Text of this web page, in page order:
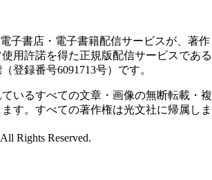
子書店・電子書籍配信サービスが、著作
用許諾を得た正規版配信サービスである
登録番号6091713号）です。
いるすべての文章・画像の無断転載・複
す。すべての著作権は光文社に帰属しま
Rights Reserved.